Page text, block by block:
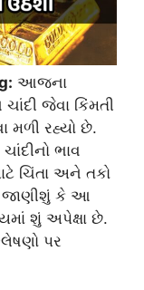
આજના
જેવા કિંમતી
મળી રહ્યો છે.
ભાવ
ચિંતા અને તકો
જાણીશું કે આ
શું અપેક્ષા છે.
પર